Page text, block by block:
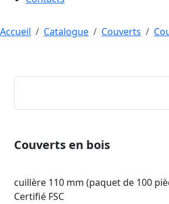
Accueil Catalogue Couverts
Couverts en bois
cuillère 110 mm (paquet de 100
Certifié FSC